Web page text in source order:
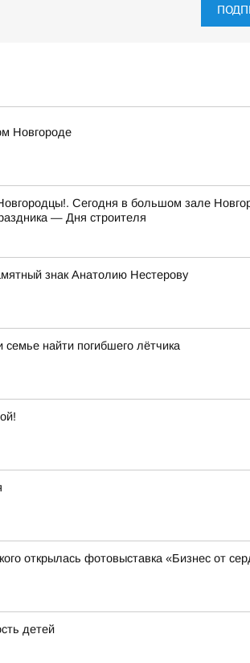
Новгороде
Сегодня в большом зале
— Дня строителя
знак Анатолию Нестерову
семье найти погибшего лётчика
открылась фотовыставка «Бизнес от
детей